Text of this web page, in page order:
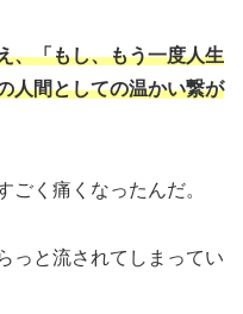
、「もし、もう一度人生
人間としての温かい繋が
ごく痛くなったんだ。
っと流されてしまってい